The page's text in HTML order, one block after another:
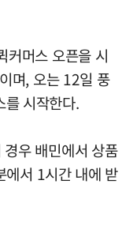
커머스 오픈을 시
며, 오는 12일 풍
시작한다.
우 배민에서 상품
에서 1시간 내에 받